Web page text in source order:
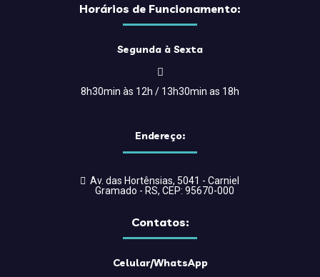
Horários de Funcionamento:
Segunda à Sexta
8h30min às 12h / 13h30min as 18h
Endereço:
Av. das Hortênsias, 5041 - Carniel
Gramado - RS, CEP: 95670-000
Contatos:
Celular/WhatsApp